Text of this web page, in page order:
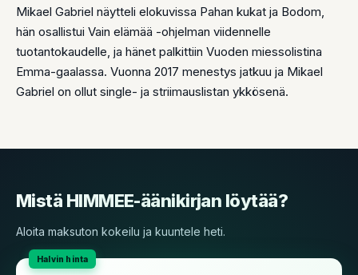
Mikael Gabriel näytteli elokuvissa Pahan kukat ja Bodom,
hän osallistui Vain elämää -ohjelman viidennelle
tuotantokaudelle, ja hänet palkittiin Vuoden miessolistina
Emma-gaalassa. Vuonna 2017 menestys jatkuu ja Mikael
Gabriel on ollut single- ja striimauslistan ykkösenä.
Mistä HIMMEE-äänikirjan löytää?
Aloita maksuton kokeilu ja kuuntele heti.